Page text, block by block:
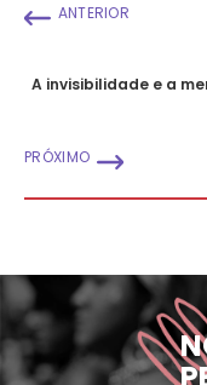
ANTERIOR
A invisibilidade e a
PRÓXIMO